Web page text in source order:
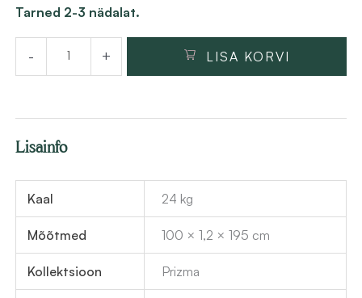
,
9
8
€
Tarned 2-3 nädalat.
-
Dušisein
Deante
Prizma
100x195
teras
+ LISA KORVI
Lisainfo
Kaal 24 kg
Mõõtmed 100 × 1,2 × 195 cm
Kollektsioon Prizma